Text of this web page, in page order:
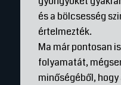
és a bölcsesség
értelmezték.
Ma már pontosan
folyamatát,
minőségéből,